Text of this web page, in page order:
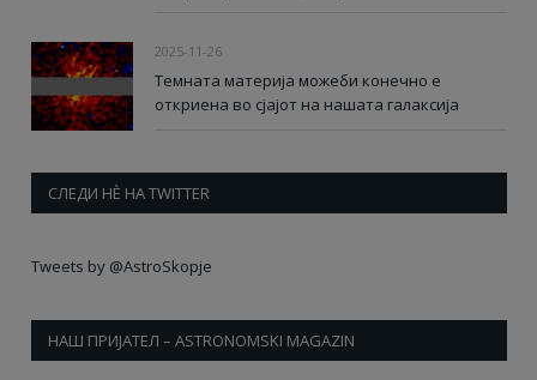
2025-11-26
Темната материја можеби конечно е
откриена во сјајот на нашата галаксија
СЛЕДИ НÈ НА TWITTER
Tweets by @AstroSkopje
НАШ ПРИЈАТЕЛ – ASTRONOMSKI MAGAZIN